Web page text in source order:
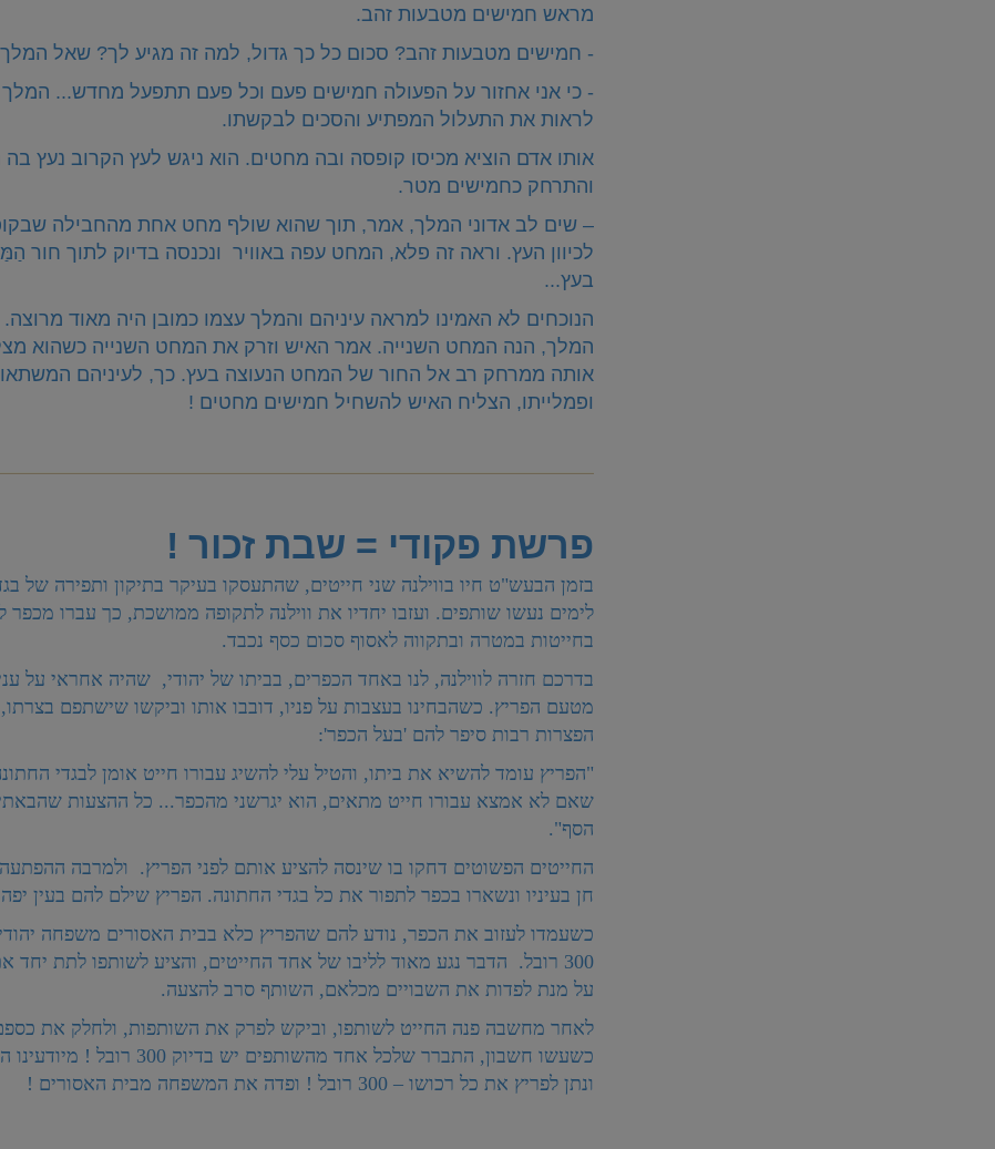
מראש חמישים מטבעות זהב.
- חמישים מטבעות זהב? סכום כל כך גדול, למה זה מגיע לך? שאל
- כי אני אחזור על הפעולה חמישים פעם וכל פעם תתפעל מחדש...
לראות את התעלול המפתיע והסכים לבקשתו.
אותו אדם הוציא מכיסו קופסה ובה מחטים. הוא ניגש לעץ הקרוב נעץ
והתרחק כחמישים מטר.
– שים לב אדוני המלך, אמר, תוך שהוא שולף מחט אחת מהחבילה
לכיוון העץ. וראה זה פלא, המחט עפה באוויר ונכנסה בדיוק לתוך חור
בעץ...
הנוכחים לא האמינו למראה עיניהם והמלך עצמו כמובן היה מאוד
המלך, הנה המחט השנייה. אמר האיש וזרק את המחט השנייה כשהוא
אותה ממרחק רב אל החור של המחט הנעוצה בעץ. כך, לעיניהם
ופמלייתו, הצליח האיש להשחיל חמישים מחטים !
פרשת פקודי = שבת זכור !
בזמן הבעש"ט חיו בווילנה שני חייטים, שהתעסקו בעיקר בתיקון ותפירה של
לימים נעשו שותפים. ועזבו יחדיו את ווילנה לתקופה ממושכת, כך עברו מכפר
בחייטות במטרה ובתקווה לאסוף סכום כסף נכבד.
בדרכם חזרה לווילנה, לנו באחד הכפרים, בביתו של יהודי, שהיה אחראי על
מטעם הפריץ. כשהבחינו בעצבות על פניו, דובבו אותו וביקשו שישתפם
הפצרות רבות סיפר להם 'בעל הכפר':
"הפריץ עומד להשיא את ביתו, והטיל עלי להשיג עבורו חייט אומן לבגדי
שאם לא אמצא עבורו חייט מתאים, הוא יגרשני מהכפר... כל ההצעות
הסף".
החייטים הפשוטים דחקו בו שינסה להציע אותם לפני הפריץ. ולמרבה
חן בעיניו ונשארו בכפר לתפור את כל בגדי החתונה. הפריץ שילם להם בעין
כשעמדו לעזוב את הכפר, נודע להם שהפריץ כלא בבית האסורים משפחה
300 רובל. הדבר נגע מאוד לליבו של אחד החייטים, והציע לשותפו לתת יחד
על מנת לפדות את השבויים מכלאם, השותף סרב להצעה.
לאחר מחשבה פנה החייט לשותפו, וביקש לפרק את השותפות, ולחלק את
כשעשו חשבון, התברר שלכל אחד מהשותפים יש
ונתן לפריץ את כל רכושו – 300 רובל ! ופדה את המשפחה מבית האסורים !